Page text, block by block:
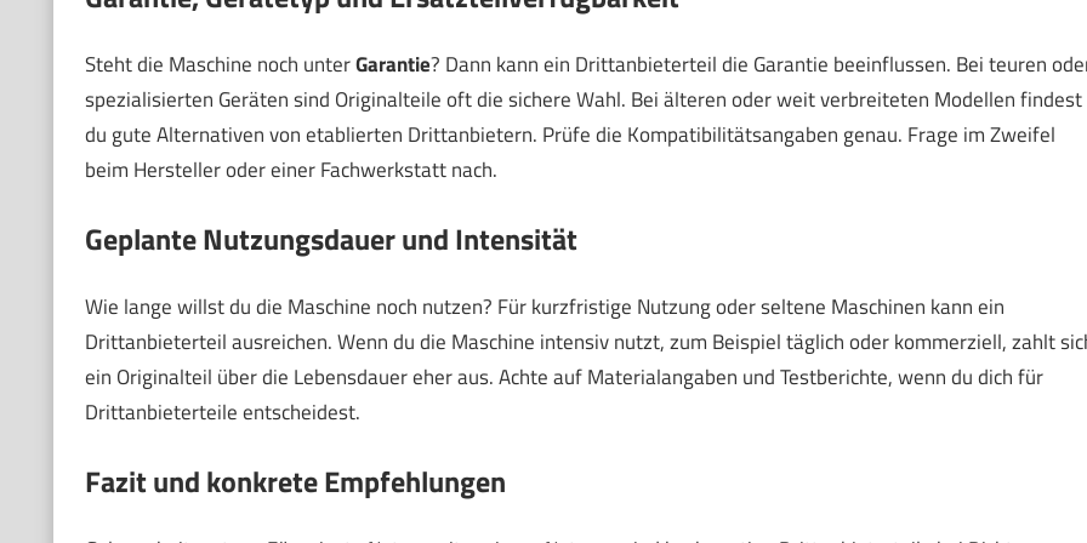
Steht die Maschine noch unterGarantie? Dann kann ein Drittanbieterteil die Garantie beeinflussen. Bei teuren
spezialisierten Geräten sind Originalteile oft die sichere Wahl. Bei älteren oder weit verbreiteten Modellen findest
du gute Alternativen von etablierten Drittanbietern. Prüfe die Kompatibilitätsangaben genau. Frage im Zweifel
beim Hersteller oder einer Fachwerkstatt nach.
Geplante Nutzungsdauer und Intensität
Wie lange willst du die Maschine noch nutzen? Für kurzfristige Nutzung oder seltene Maschinen kann ein
Drittanbieterteil ausreichen. Wenn du die Maschine intensiv nutzt, zum Beispiel täglich oder kommerziell, zahlt
ein Originalteil über die Lebensdauer eher aus. Achte auf Materialangaben und Testberichte, wenn du dich für
Drittanbieterteile entscheidest.
Fazit und konkrete Empfehlungen